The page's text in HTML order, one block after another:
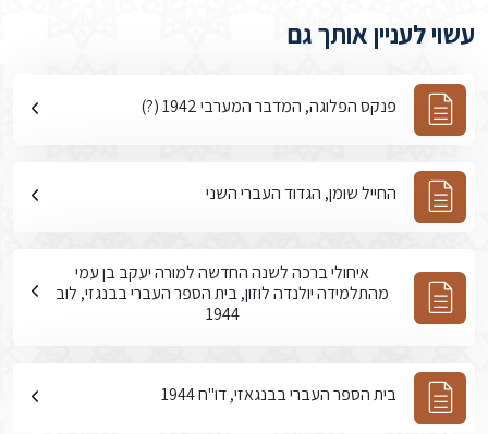
עשוי לעניין אותך גם
פנקס הפלוגה, המדבר המערבי 1942 (?)
החייל שומן, הגדוד העברי השני
איחולי ברכה לשנה החדשה למורה יעקב בן עמי
מהתלמידה יולנדה לוזון, בית הספר העברי בבנגזי, לוב
1944
בית הספר העברי בבנגאזי, דו"ח 1944